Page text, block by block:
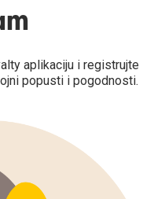
aplikaciju i registrujte
popusti i pogodnosti.